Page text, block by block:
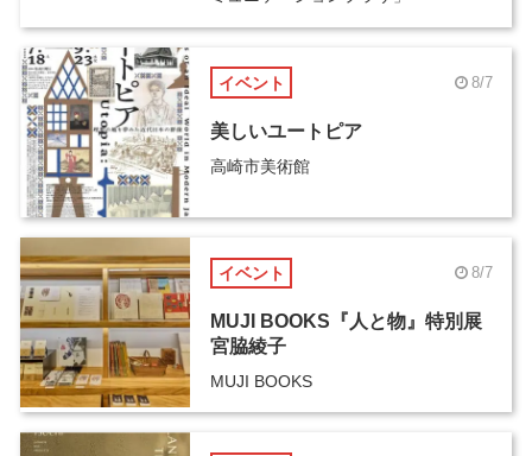
イベント 8/7
美しいユートピア
高崎市美術館
イベント 8/7
MUJI BOOKS『人と物』特別展
宮脇綾子
MUJI BOOKS